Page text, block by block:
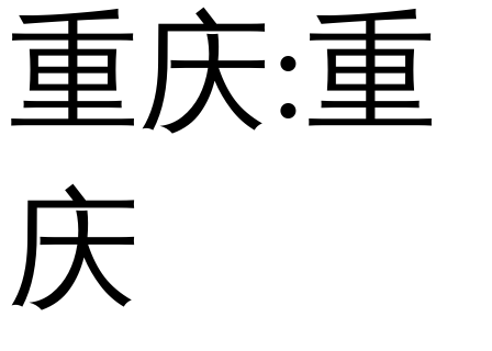
重庆:重
庆